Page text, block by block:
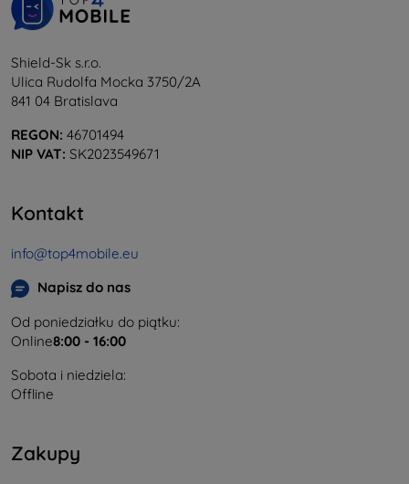
Shield-Sk s.r.o.
Ulica Rudolfa Mocka 3750/2A
841 04 Bratislava
REGON: 46701494
NIP VAT: SK2023549671
Kontakt
info@top4mobile.eu
Napisz do nas
Od poniedziałku do piątku:
Online8:00 - 16:00
Sobota i niedziela:
Offline
Zakupy